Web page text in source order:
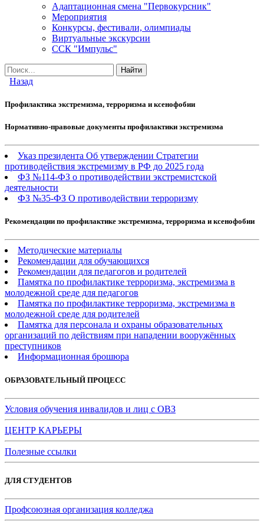
Адаптационная смена "Первокурсник"
Мероприятия
Конкурсы, фестивали, олимпиады
Виртуальные экскурсии
ССК "Импульс"
Назад
Профилактика экстремизма, терроризма и ксенофобии
Нормативно-правовые документы профилактики экстремизма
Указ президента Об утверждении Стратегии
противодействия экстремизму в РФ до 2025 года
ФЗ №114-ФЗ о противодействии экстремистской
деятельности
ФЗ №35-ФЗ О противодействии терроризму
Рекомендации по профилактике экстремизма, терроризма и ксенофобии
Методические материалы
Рекомендации для обучающихся
Рекомендации для педагогов и родителей
Памятка по профилактике терроризма, экстремизма в
молодежной среде для педагогов
Памятка по профилактике терроризма, экстремизма в
молодежной среде для родителей
Памятка для персонала и охраны образовательных
организаций по действиям при нападении вооружённых
преступников
Информационная брошюра
ОБРАЗОВАТЕЛЬНЫЙ ПРОЦЕСС
Условия обучения инвалидов и лиц с ОВЗ
ЦЕНТР КАРЬЕРЫ
Полезные ссылки
ДЛЯ СТУДЕНТОВ
Профсоюзная организация колледжа